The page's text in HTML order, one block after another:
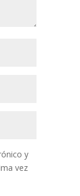
y
vez